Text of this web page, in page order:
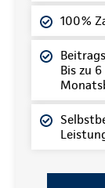
100%
Bis zu